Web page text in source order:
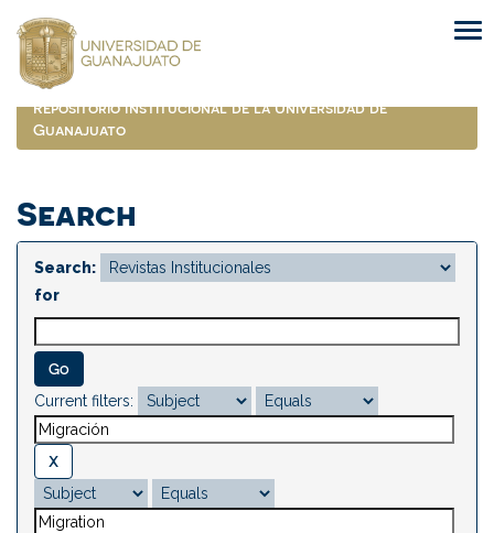
navigation
Repositorio Institucional de la Universidad de
Guanajuato
Search
Search:
for
Current filters: